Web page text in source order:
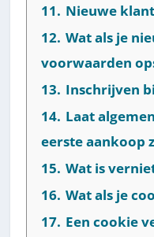
11. Nieuwe
12. Wat als je
voorwaarden
13. Inschrijven
14. Laat
eerste aankoop
15. Wat is
16. Wat als je
17. Een cookie